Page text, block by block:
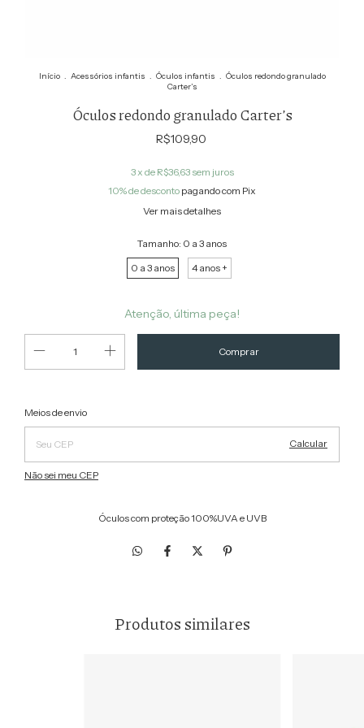
Início . Acessórios infantis . Óculos infantis . Óculos redondo granulado
Carter’s
Óculos redondo granulado Carter’s
R$109,90
3 x de R$36,63 sem juros
10% de desconto pagando com Pix
Ver mais detalhes
Tamanho: 0 a 3 anos
0 a 3 anos
4 anos +
Atenção, última peça!
Entregas para o CEP:
Meios de envio
Calcular
Não sei meu CEP
Óculos com proteção 100%UVA e UVB
Produtos similares